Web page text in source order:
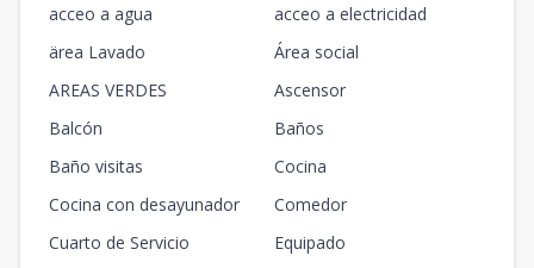
acceo a agua
acceo a electricidad
ärea Lavado
Área social
AREAS VERDES
Ascensor
Balcón
Baños
Baño visitas
Cocina
Cocina con desayunador
Comedor
Cuarto de Servicio
Equipado